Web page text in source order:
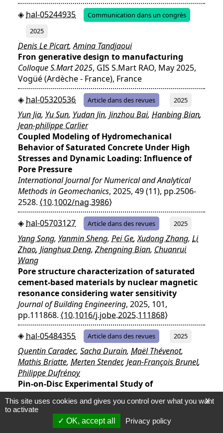
hal-05244935
Communication dans un congrès
2025
Denis Le Picart,Amina Tandjaoui
Fron generative design to manufacturing
Colloque S.Mart 2025, GIS S.Mart RAO, May 2025,
Vogüé (Ardèche - France), France
hal-05320536
Article dans des revues 2025
Yun Jia, Yu Sun, Yudan Jin, Jinzhou Bai, Hanbing Bian,
Jean‐philippe Carlier
Coupled Modeling of Hydromechanical
Behavior of Saturated Concrete Under High
Stresses and Dynamic Loading: Influence of
Pore Pressure
International Journal for Numerical and Analytical
Methods in Geomechanics, 2025, 49 (11), pp.2506-
2528. ⟨10.1002/nag.3986⟩
hal-05703127
Article dans des revues 2025
Yang Song, Yanmin Sheng, Pei Ge,Xudong Zhang, Li
Zhao, Jianghua Deng, Zhengning Bian, Chuanrui
Wang
Pore structure characterization of saturated
cement-based materials by nuclear magnetic
resonance considering water sensitivity
Journal of Building Engineering, 2025, 101,
pp.111868. ⟨10.1016/j.jobe.2025.111868⟩
hal-05484355
Article dans des revues 2025
Quentin Caradec, Sacha Durain, Maël Thévenot,
Mathis Briatte, Merten Stender, Jean-François Brunel,
Philippe Dufrénoy
Pin-on-Disc Experimental Study of
Thermomechanical Processes Related to
Squeal Occurrence
Lubricants, 2025, 13 (4), pp.186.
⟨10.3390/lubricants13040186⟩
X
This site uses cookies and gives you control over what you want
to activate
OK, accept all
Privacy policy